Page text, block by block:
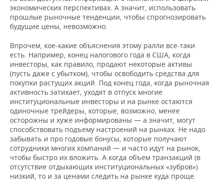
экономических перспективах. А значит, использовать
прошлые рыночные тенденции, чтобы спрогнозировать
будущие цены, невозможно.
Впрочем, кое-какие объяснения этому ралли все-таки
есть. Например, конец налогового года в США, когда
инвесторы, как правило, продают некоторые активы
(пусть даже с убытком), чтобы освободить средства для
покупки растущих акций. Под конец года, когда рыночная
активность затихает, уходят в отпуск многие
институциональные инвесторы и на рынке остаются
одиночные трейдеры, которые, возможно, менее
осторожны и хуже информированы — а значит, могут
способствовать подъему настроений на рынках. Не надо
забывать и про годовые бонусы, которые получают
сотрудники многих компаний — и часто идут на рынок,
чтобы быстро их вложить. А когда объем транзакций (в
отсутствие отдыхающих институциональных «зубров»)
низкий, то и за ценами следить на рынке куда проще.